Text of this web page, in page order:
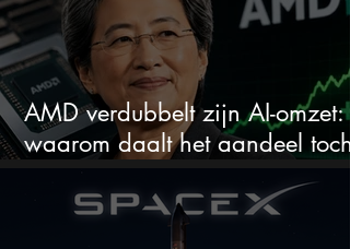
AMD verdubbelt zijn AI-omzet:
waarom daalt het aandeel toch
hard?